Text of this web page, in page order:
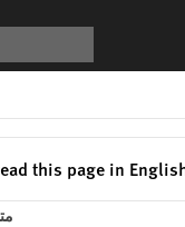
this page in